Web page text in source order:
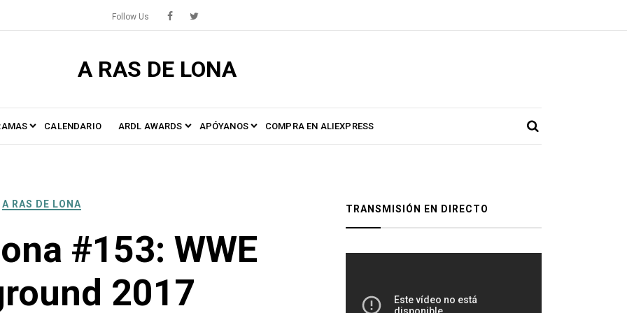
Follow Us
A RAS DE LONA
CALENDARIO ARDL AWARDS APÓYANOS COMPRA EN ALIEXPRESS
A RAS DE LONA
#153: WWE
2017
TRANSMISIÓN EN DIRECTO